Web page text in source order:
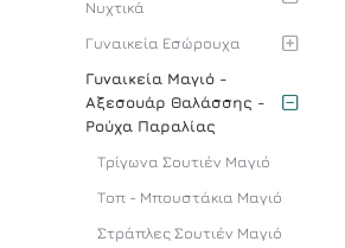
Νυχτικά
Γυναικεία Εσώρουχα
Γυναικεία Μαγιό -
Αξεσουάρ Θαλάσσης -
Ρούχα Παραλίας
Τρίγωνα Σουτιέν Μαγιό
Τοπ - Μπουστάκια Μαγιό
Στράπλες Σουτιέν Μαγιό